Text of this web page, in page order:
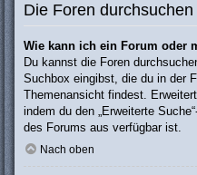
Die Foren durchsuchen
Wie kann ich ein Forum oder
Du kannst die Foren
Suchbox eingibst, die du in der
Themenansicht findest.
indem du den „Erweiterte
des Forums aus verfügbar ist.
Nach oben